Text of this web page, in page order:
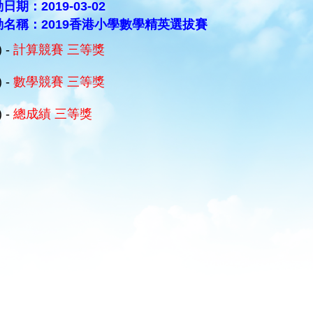
日期：2019-03-02
名稱：2019香港小學數學精英選拔賽
- 計算競賽 三等獎
- 數學競賽 三等獎
- 總成績 三等獎